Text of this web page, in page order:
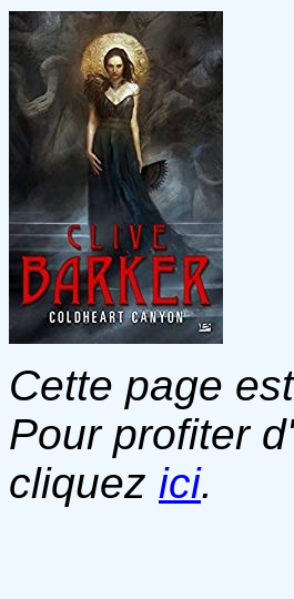
Cette page
Pour profiter
cliquez ici.